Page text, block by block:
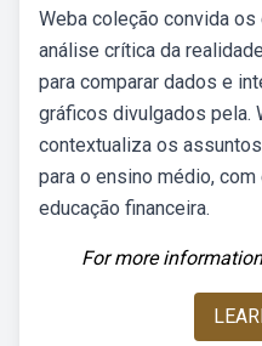
Weba coleção convida
análise crítica da
para comparar dados e
gráficos divulgados pela.
contextualiza os
para o ensino médio,
educação financeira.
For more